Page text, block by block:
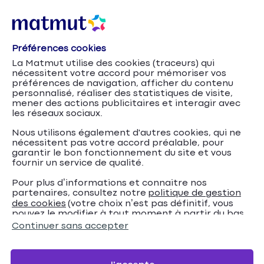
Accueil Assurance Habitation Conseils
Abri de jardin :
est-il obligatoire de l'assurer ?
Abri de jardin : est-il
Préférences cookies
La Matmut utilise des cookies (traceurs) qui
nécessitent votre accord pour mémoriser vos
préférences de navigation, afficher du contenu
personnalisé, réaliser des statistiques de visite,
mener des actions publicitaires et interagir avec
les réseaux sociaux.
Nous utilisons également d'autres cookies, qui ne
nécessitent pas votre accord préalable, pour
garantir le bon fonctionnement du site et vous
fournir un service de qualité.
Pour plus d’informations et connaitre nos
partenaires, consultez notre politique de gestion
des cookies (votre choix n’est pas définitif, vous
pouvez le modifier à tout moment à partir du bas
de page de notre site).
Continuer sans accepter